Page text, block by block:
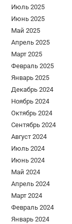
Июль 2025
Июнь 2025
Май 2025
Апрель 2025
Март 2025
Февраль 2025
Январь 2025
Декабрь 2024
Ноябрь 2024
Октябрь 2024
Сентябрь 2024
Август 2024
Июль 2024
Июнь 2024
Май 2024
Апрель 2024
Март 2024
Февраль 2024
Январь 2024